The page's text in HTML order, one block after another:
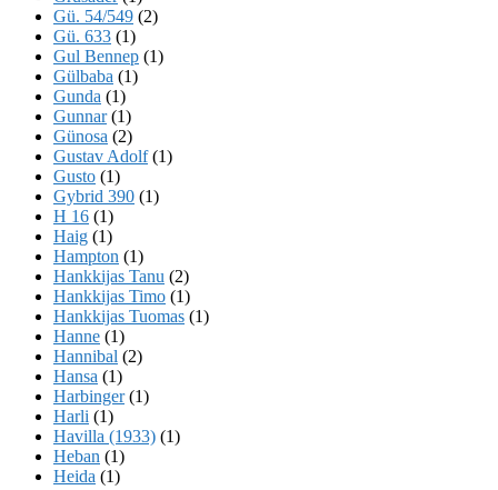
Gü. 54/549 (2)
Gü. 633 (1)
Gul Bennep (1)
Gülbaba (1)
Gunda (1)
Gunnar(1)
Günosa (2)
Gustav Adolf(1)
Gusto (1)
Gybrid 390 (1)
H 16 (1)
Haig (1)
Hampton (1)
Hankkijas Tanu (2)
Hankkijas Timo (1)
Hankkijas Tuomas (1)
Hanne (1)
Hannibal (2)
Hansa (1)
Harbinger(1)
Harli (1)
Havilla (1933) (1)
Heban (1)
Heida (1)